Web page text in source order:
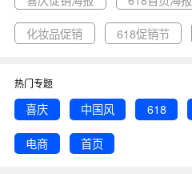
化妆品促销 618促销节
热门专题
喜庆 中国风 618
电商 首页